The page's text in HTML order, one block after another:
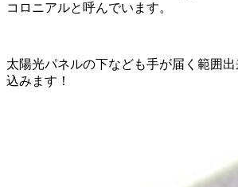
コロニアルと呼んでいます。
太陽光パネルの下なども手が届く範囲
込みます！